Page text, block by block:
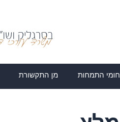
התמחות מן התקשורת